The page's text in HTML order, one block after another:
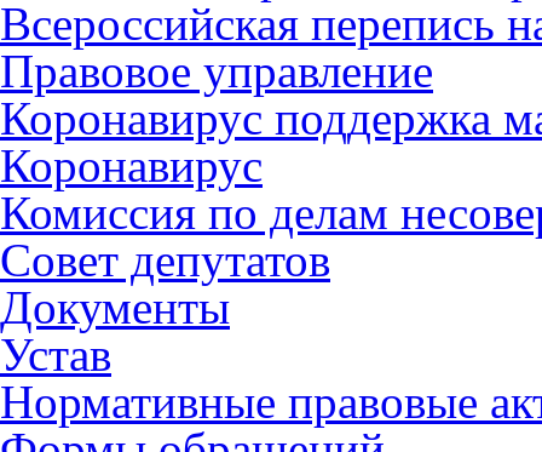
Всероссийская перепись
Правовое управление
Коронавирус поддержка
Коронавирус
Комиссия по делам
Совет депутатов
Документы
Устав
Нормативные правовые